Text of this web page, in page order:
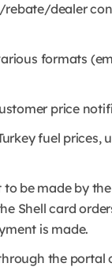
dealer
formats
price
fuel prices,
be made by
Shell card
is made.
the portal